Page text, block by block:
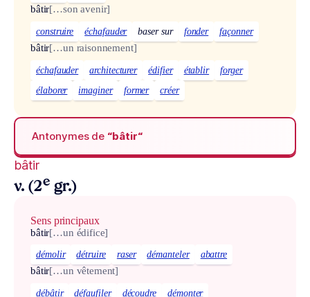
bâtir[…son avenir]
construire échafauder baser sur fonder façonner
bâtir[…un raisonnement]
échafauder architecturer édifier établir
forger
élaborer
imaginer former créer
Antonymes de “bâtir“
bâtir
v. (2e gr.)
Sens principaux
bâtir[…un édifice]
démolir détruire raser démanteler abattre
bâtir[…un vêtement]
débâtir défaufiler découdre démonter